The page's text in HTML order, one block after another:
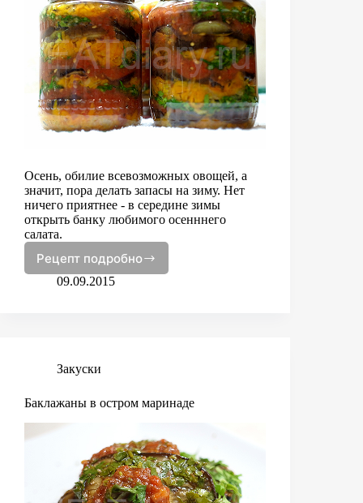
Осень, обилие всевозможных овощей, а
значит, пора делать запасы на зиму. Нет
ничего приятнее - в середине зимы
открыть банку любимого осенннего
салата.
Рецепт подробно
Баклажаны
в
09.09.2015
Закуски
Баклажаны в остром маринаде